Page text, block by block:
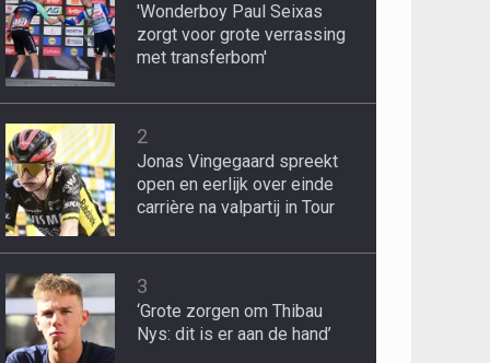
'Wonderboy Paul Seixas
zorgt voor grote verrassing
met transferbom'
2
Jonas Vingegaard spreekt
open en eerlijk over einde
carrière na valpartij in Tour
3
‘Grote zorgen om Thibau
Nys: dit is er aan de hand’